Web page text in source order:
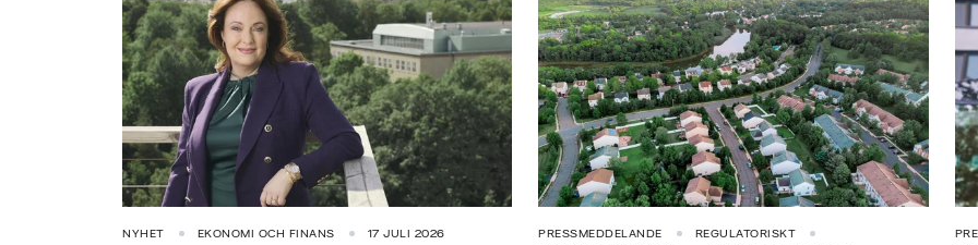
NYHET EKONOMI OCH FINANS 17 JULI 2026 PRESSMEDDELANDE
REGULATORISKT